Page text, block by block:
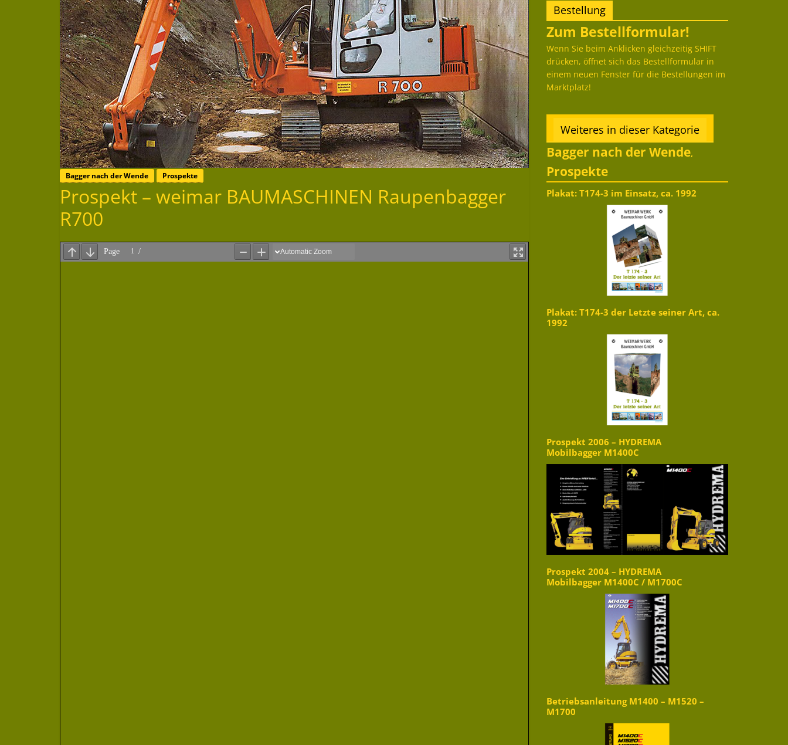
Bagger nach der Wende Prospekte
Prospekt – weimar BAUMASCHINEN Raupenbagger
R700
Bestellung
Zum Bestellformular!
Wenn Sie beim Anklicken gleichzeitig SHIFT
drücken, öffnet sich das Bestellformular in
einem neuen Fenster für die Bestellungen im
Marktplatz!
Weiteres in dieser Kategorie
Bagger nach der Wende,
Prospekte
Plakat: T174-3 im Einsatz, ca. 1992
Plakat: T174-3 der Letzte seiner Art, ca.
1992
Prospekt 2006 – HYDREMA
Mobilbagger M1400C
Prospekt 2004 – HYDREMA
Mobilbagger M1400C / M1700C
Betriebsanleitung M1400 – M1520 –
M1700